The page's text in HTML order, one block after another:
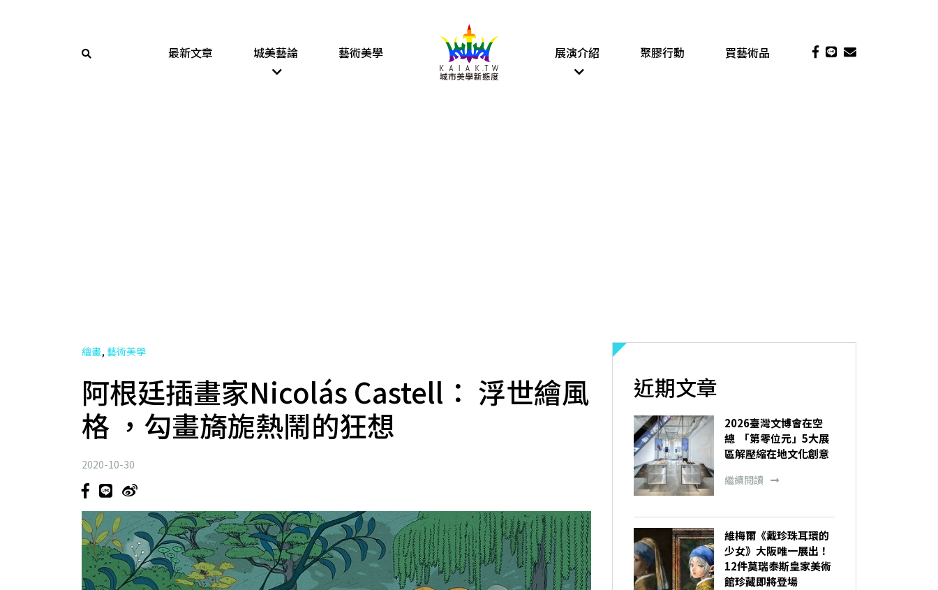
最新文章 城美藝論 藝術美學 展演介紹 聚膠行動 買藝術品
繪畫, 藝術美學
阿根廷插畫家Nicolás Castell： 浮世繪風
格 ，勾畫旖旎熱鬧的狂想
2020-10-30
近期文章
2026臺灣文博會在空
總 「第零位元」5大展
區解壓縮在地文化創意
繼續閱讀
維梅爾《戴珍珠耳環的
少女》大阪唯一展出！
12件莫瑞泰斯皇家美術
館珍藏即將登場